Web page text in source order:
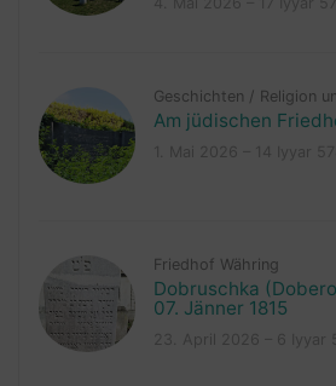
Geschichten / Religion
Am jüdischen
Friedhof Währing
Dobruschka
07. Jänner 1815